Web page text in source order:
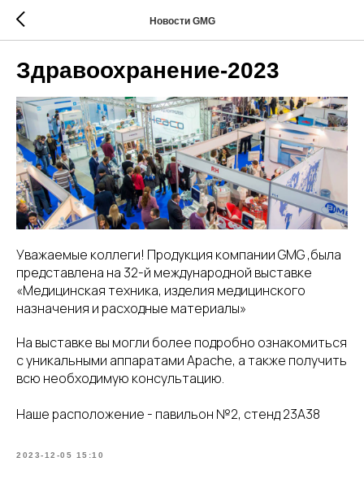
Новости GMG
Здравоохранение-2023
Уважаемые коллеги! Продукция компании GMG ,была
представлена на 32-й международной выставке
«Медицинская техника, изделия медицинского
назначения и расходные материалы»
На выставке вы могли более подробно ознакомиться
с уникальными аппаратами Apache, а также получить
всю необходимую консультацию.
Наше расположение - павильон №2, стенд 23А38
2023-12-05 15:10